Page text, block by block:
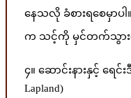
နေသလို ခံစားရစေမှာပ
က သင့်ကို မှင်တက်သွား
၄။ ဆောင်းနားနှင့် ရေင်း
Lapland)